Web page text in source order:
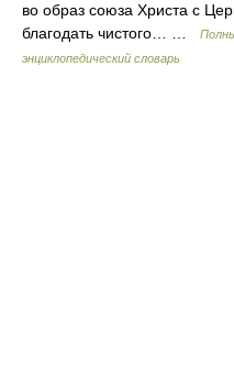
во образ союза Христа с
благодать чистого… …
энциклопедический словарь